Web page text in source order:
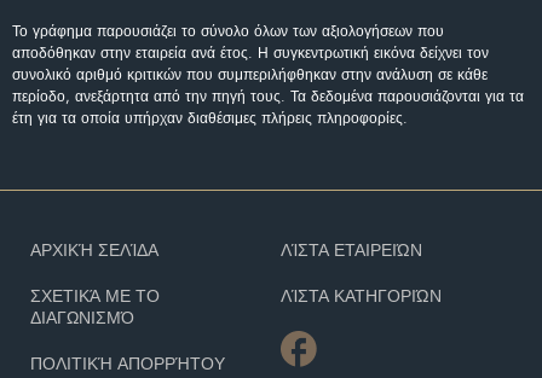
Το γράφημα παρουσιάζει το σύνολο όλων των αξιολογήσεων που
αποδόθηκαν στην εταιρεία ανά έτος. Η συγκεντρωτική εικόνα δείχνει τον
συνολικό αριθμό κριτικών που συμπεριλήφθηκαν στην ανάλυση σε κάθε
περίοδο, ανεξάρτητα από την πηγή τους. Τα δεδομένα παρουσιάζονται για τα
έτη για τα οποία υπήρχαν διαθέσιμες πλήρεις πληροφορίες.
ΑΡΧΙΚΉ ΣΕΛΊΔΑ
ΣΧΕΤΙΚΆ ΜΕ ΤΟ
ΔΙΑΓΩΝΙΣΜΌ
ΠΟΛΙΤΙΚΉ ΑΠΟΡΡΉΤΟΥ
ΛΊΣΤΑ ΕΤΑΙΡΕΙΏΝ
ΛΊΣΤΑ ΚΑΤΗΓΟΡΙΏΝ